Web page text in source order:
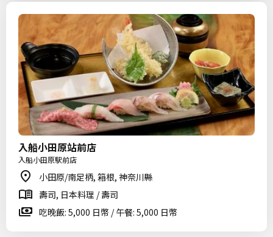
入船小田原站前店
入船小田原駅前店
小田原/南足柄, 箱根, 神奈川縣
壽司, 日本料理 / 壽司
吃晚飯: 5,000 日幣 / 午餐: 5,000 日幣